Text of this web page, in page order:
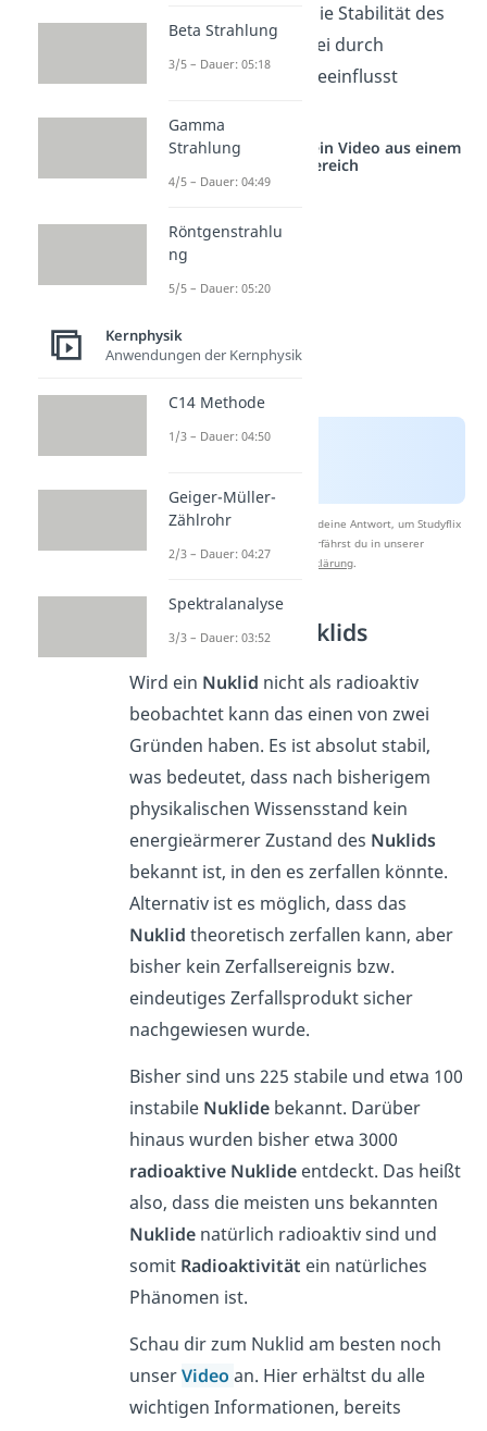
muss er instabil sein. Die Stabilität des
kann hierbei durch
verschiedene Effekte beeinflusst
Studyflix vernetzt: Hier ein Video aus einem
anderen Bereich
Nach Beantwortung speichern wir deine Antwort, um Studyflix
zu verbessern. Mehr dazu erfährst du in unserer
Datenschutzerklärung
Stabilität des Nuklids
Wird ein Nuklid nicht als radioaktiv
beobachtet kann das einen von zwei
Gründen haben. Es ist absolut stabil,
was bedeutet, dass nach bisherigem
physikalischen Wissensstand kein
energieärmerer Zustand des Nuklids
bekannt ist, in den es zerfallen könnte.
Alternativ ist es möglich, dass das
Nuklid theoretisch zerfallen kann, aber
bisher kein Zerfallsereignis bzw.
eindeutiges Zerfallsprodukt sicher
nachgewiesen wurde.
Bisher sind uns 225 stabile und etwa 100
instabile Nuklide bekannt. Darüber
hinaus wurden bisher etwa 3000
radioaktive Nuklide entdeckt. Das heißt
also, dass die meisten uns bekannten
Nuklide natürlich radioaktiv sind und
somit Radioaktivität ein natürliches
Phänomen ist.
Schau dir zum Nuklid am besten noch
unserVideoan. Hier erhältst du alle
wichtigen Informationen, bereits
Beta Strahlung
3/5 – Dauer: 05:18
Gamma
Strahlung
4/5 – Dauer: 04:49
Röntgenstrahlu
ng
5/5 – Dauer: 05:20
Kernphysik
Anwendungen der Kernphysik
C14 Methode
1/3 – Dauer: 04:50
Geiger-Müller-
Zählrohr
2/3 – Dauer: 04:27
Spektralanalyse
3/3 – Dauer: 03:52